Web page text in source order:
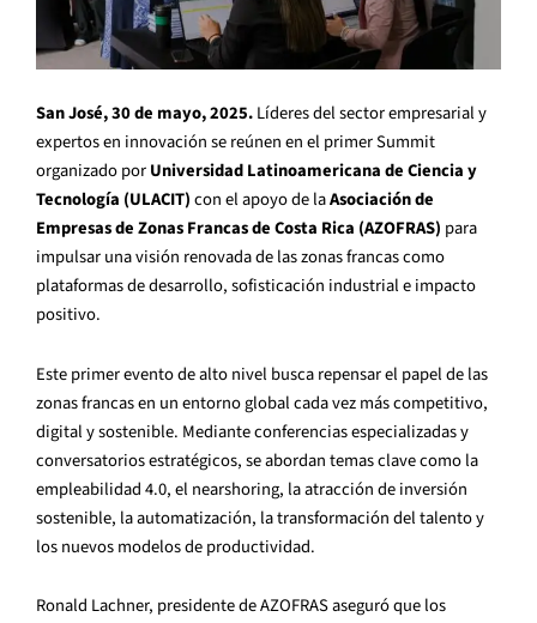
San José, 30 de mayo, 2025.Líderes del sector empresarial y
expertos en innovación se reúnen en el primer Summit
organizado porUniversidad Latinoamericana de Ciencia y
Tecnología (ULACIT)con el apoyo de laAsociación de
Empresas de Zonas Francas de Costa Rica (AZOFRAS) para
impulsar una visión renovada de las zonas francas como
plataformas de desarrollo, sofisticación industrial e impacto
positivo.
Este primer evento de alto nivel busca repensar el papel de las
zonas francas en un entorno global cada vez más competitivo,
digital y sostenible. Mediante conferencias especializadas y
conversatorios estratégicos, se abordan temas clave como la
empleabilidad 4.0, el nearshoring, la atracción de inversión
sostenible, la automatización, la transformación del talento y
los nuevos modelos de productividad.
Ronald Lachner, presidente de AZOFRAS aseguró que los